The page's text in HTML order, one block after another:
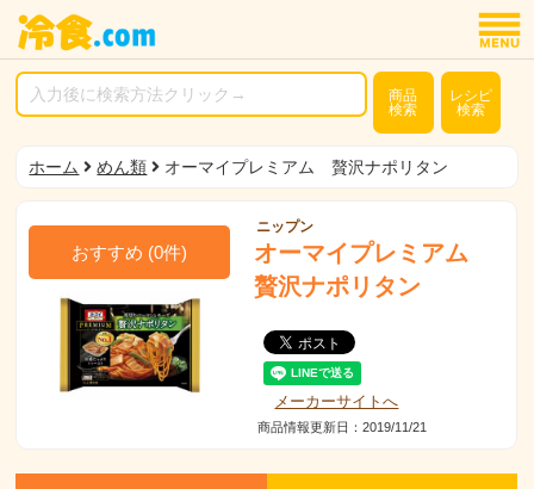
商品
検索
レシピ
検索
ホーム めん類 オーマイプレミアム 贅沢ナポリタン
おすすめ (0件)
ニップン
オーマイプレミアム
贅沢ナポリタン
メーカーサイトへ
商品情報更新日：2019/11/21